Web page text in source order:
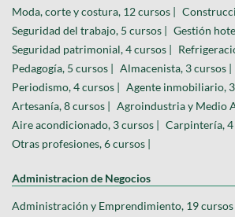
Moda, corte y costura, 12 cursos |
Seguridad del trabajo, 5 cursos | Gestión
Seguridad patrimonial, 4 cursos |
Pedagogía, 5 cursos | Almacenista, 3 cursos |
Periodismo, 4 cursos | Agente inmobiliario,
Artesanía, 8 cursos | Agroindustria y Medio
Aire acondicionado, 3 cursos | Carpintería, 4
Otras profesiones, 6 cursos |
Administracion de Negocios
Administración y Emprendimiento, 19 cursos